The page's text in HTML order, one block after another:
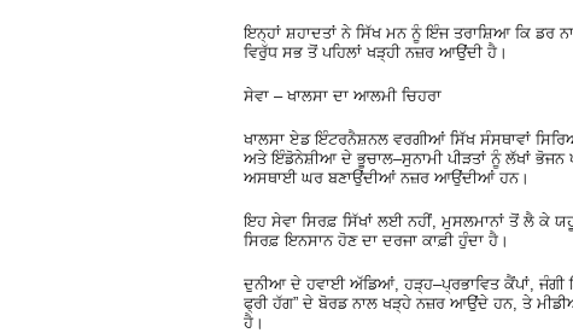
ਇਨ੍ਹਾਂ ਸ਼ਹਾਦਤਾਂ ਨੇ ਸਿੱਖ ਮਨ ਨੂੰ ਇੰਜ ਤਰਾਸ਼ਿਆ ਕਿ ਡਰ
ਵਿਰੁੱਧ ਸਭ ਤੋਂ ਪਹਿਲਾਂ ਖੜ੍ਹੀ ਨਜ਼ਰ ਆਉਂਦੀ ਹੈ।
ਸੇਵਾ – ਖਾਲਸਾ ਦਾ ਆਲਮੀ ਚਿਹਰਾ
ਖਾਲਸਾ ਏਡ ਇੰਟਰਨੈਸ਼ਨਲ ਵਰਗੀਆਂ ਸਿੱਖ ਸੰਸਥਾਵਾਂ
ਅਤੇ ਇੰਡੋਨੇਸ਼ੀਆ ਦੇ ਭੂਚਾਲ–ਸੁਨਾਮੀ ਪੀੜਤਾਂ ਨੂੰ ਲੱਖਾਂ
ਅਸਥਾਈ ਘਰ ਬਣਾਉਂਦੀਆਂ ਨਜ਼ਰ ਆਉਂਦੀਆਂ ਹਨ।
ਇਹ ਸੇਵਾ ਸਿਰਫ਼ ਸਿੱਖਾਂ ਲਈ ਨਹੀਂ, ਮੁਸਲਮਾਨਾਂ ਤੋਂ ਲੈ ਕੇ
ਸਿਰਫ਼ ਇਨਸਾਨ ਹੋਣ ਦਾ ਦਰਜਾ ਕਾਫ਼ੀ ਹੁੰਦਾ ਹੈ।
ਦੁਨੀਆ ਦੇ ਹਵਾਈ ਅੱਡਿਆਂ, ਹੜ੍ਹ–ਪ੍ਰਭਾਵਿਤ ਕੈਂਪਾਂ, ਜੰਗੀ
ਫ੍ਰੀ ਹੱਗ” ਦੇ ਬੋਰਡ ਨਾਲ ਖੜ੍ਹੇ ਨਜ਼ਰ ਆਉਂਦੇ ਹਨ, ਤੇ
ਹੈ।